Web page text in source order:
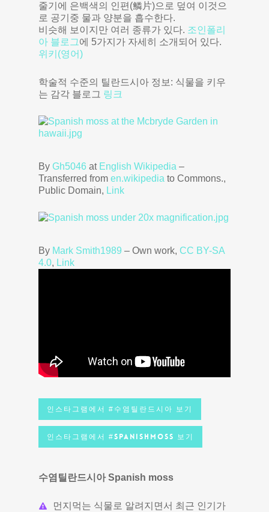
줄기에 은백색의 인편(鱗片)으로 덮여 이것으
로 공기중 물과 양분을 흡수한다.
비슷해 보이지만 여러 종류가 있다. 조인폴리
아 블로그에 5가지가 자세히 소개되어 있다.
위키(영어)
학술적 수준의 틸란드시아 정보: 식물을 키우
는 감각 블로그 링크
ByGh5046 at English Wikipedia –
Transferred fromen.wikipedia to Commons.,
Public Domain, Link
By Mark Smith1989 –Own work,CC BY-SA
4.0, Link
인스타그램에서 #수염틸란드시아 보기
인스타그램에서 #SpanishMoss 보기
수염틸란드시아 Spanish moss
먼지먹는 식물로 알려지면서 최근 인기가